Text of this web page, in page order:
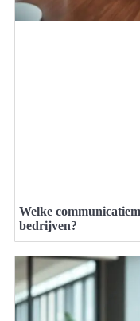
Welke
bedrijven?